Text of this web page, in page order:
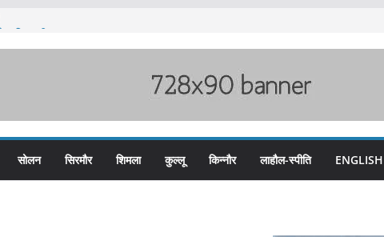
सोलन सिरमौर शिमला कुल्लू किन्नौर लाहौल-स्पीति ENGLISH